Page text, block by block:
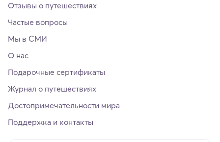
Отзывы о путешествиях
Частые вопросы
Мы в СМИ
О нас
Подарочные сертификаты
Журнал о путешествиях
Достопримечательности мира
Поддержка и контакты